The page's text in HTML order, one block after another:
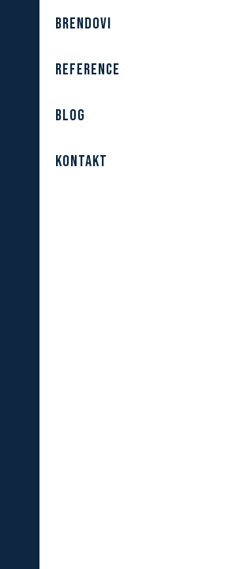
BRENDOVI
REFERENCE
BLOG
KONTAKT